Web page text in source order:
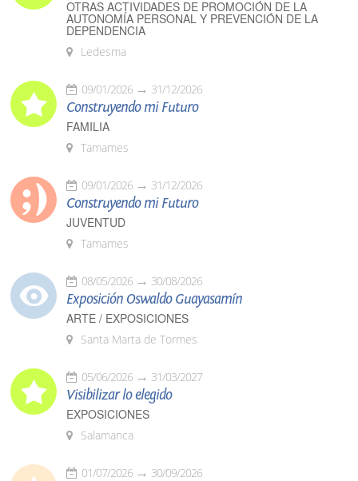
OTRAS ACTIVIDADES DE PROMOCIÓN DE LA
AUTONOMÍA PERSONAL Y PREVENCIÓN DE LA
DEPENDENCIA
Ledesma
09/01/2026 31/12/2026
Construyendo mi Futuro
FAMILIA
Tamames
09/01/2026 31/12/2026
Construyendo mi Futuro
JUVENTUD
Tamames
08/05/2026 30/08/2026
Exposición Oswaldo Guayasamín
ARTE / EXPOSICIONES
Santa Marta de Tormes
05/06/2026 31/03/2027
Visibilizar lo elegido
EXPOSICIONES
Salamanca
01/07/2026 30/09/2026